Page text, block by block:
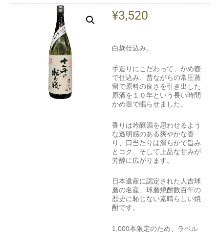
¥3,520
白麹仕込み。
手造りにこだわって、かめ壺
で仕込み、昔ながらの常圧蒸
留で原料の良さを引き出した
原酒を１０年という長い時間
かめ壺で眠らせました。
香りは吟醸酒を思わせるよう
な透明感のある爽やかな香
り、口当たりは滑らかで旨み
とコク、そして上品な甘みが
芳醇に広がります。
日本遺産に認定された人吉球
磨の名産、球磨焼酎数百年の
歴史に恥じない素晴らしい焼
酎です。
1,000本限定のため、ラベル